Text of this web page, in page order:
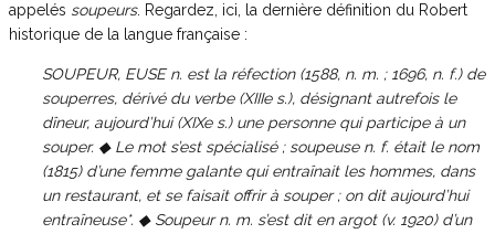
appelés soupeurs. Regardez, ici, la dernière définition du Robert
historique de la langue française :
SOUPEUR, EUSE n. est la réfection (1588, n. m. ; 1696, n. f.) de
souperres, dérivé du verbe (XIIIe s.), désignant autrefois le
dîneur, aujourd’hui (XIXe s.) une personne qui participe à un
souper. ◆ Le mot s’est spécialisé ; soupeuse n. f. était le nom
(1815) d’une femme galante qui entraînait les hommes, dans
un restaurant, et se faisait offrir à souper ; on dit aujourd’hui
entraîneuse*. ◆ Soupeur n. m. s’est dit en argot (v. 1920) d’un